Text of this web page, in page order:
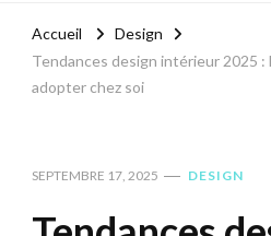
Accueil
Design
Tendances design intérieur 2025 :
adopter chez soi
SEPTEMBRE 17, 2025 DESIGN